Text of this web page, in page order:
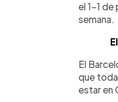
el 1-1 de
semana.
El
que
estar en